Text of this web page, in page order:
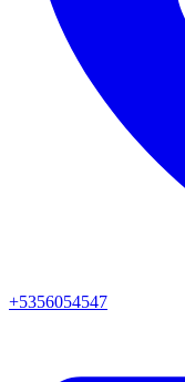
+5356054547